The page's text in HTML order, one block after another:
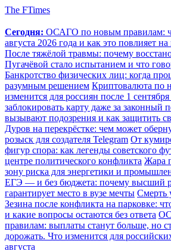
The FTimes
Сегодня: ОСАГО по новым правилам:
августа 2026 года и как это повлияет на
После тяжёлой травмы: почему
Пугачёвой стало испытанием и что
Банкротство физических лиц: когда
разумным решением Криптовалюта по
изменится для россиян после 1
заблокировать карту даже за законный
вызывают подозрения и как защитить
Дуров на перекрёстке: чем может
розыск для создателя Telegram От
фигур спора: как легенды советского
центре политического конфликта Жара
зону риска для энергетики и
ЕГЭ — и без бюджета: почему высший
гарантирует место в вузе мечты Смерть
Зезина после конфликта на парковке:
и какие вопросы остаются без ответа
правилам: выплаты станут больше, но
дорожать. Что изменится для
августа